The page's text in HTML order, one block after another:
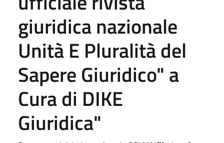
giuridica nazionale
Unità E Pluralità del
Sapere Giuridico" a
Cura di DIKE
Giuridica"